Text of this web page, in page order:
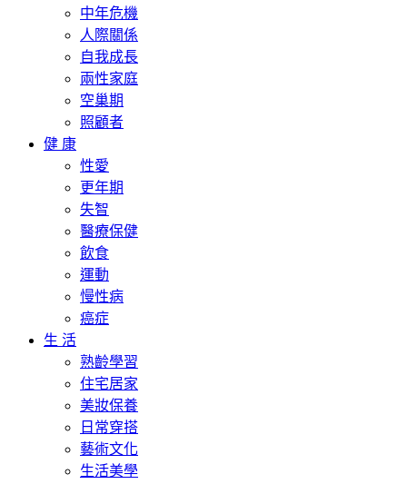
中年危機
人際關係
自我成長
兩性家庭
空巢期
照顧者
健 康
性愛
更年期
失智
醫療保健
飲食
運動
慢性病
癌症
生 活
熟齡學習
住宅居家
美妝保養
日常穿搭
藝術文化
生活美學